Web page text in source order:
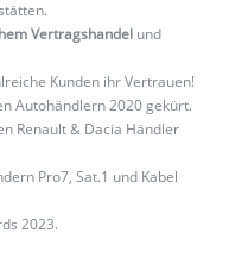
Vertragshandel und
Kunden ihr Vertrauen!
Autohändlern 2020 gekürt.
Renault & Dacia Händler
Pro7, Sat.1 und Kabel
2023.